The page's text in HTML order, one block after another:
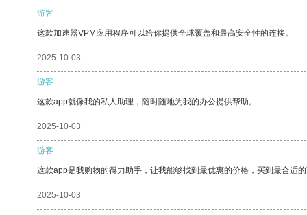
游客
这款加速器VPM应用程序可以给你提供全球覆盖和最高安全性的连接。
2025-10-03
游客
这款app就像我的私人助理，随时随地为我的办公提供帮助。
2025-10-03
游客
这款app是我购物的得力助手，让我能够找到最优惠的价格，买到最合适
2025-10-03